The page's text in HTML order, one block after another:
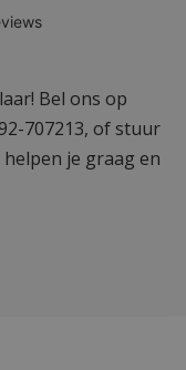
Bel ons op
707213, of stuur
je graag en